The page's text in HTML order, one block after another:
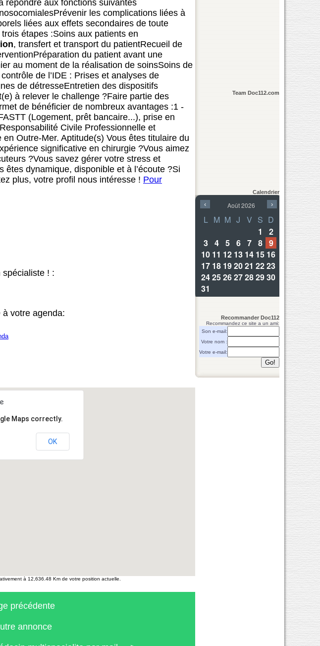
répondre aux fonctions suivantes
les complications liées à
liées aux effets secondaires de toute
étapes :Soins aux patients en
, transfert et transport du patientRecueil de
du patient avant une
au moment de la réalisation de soinsSoins de
de l’IDE : Prises et analyses de
de détresseEntretien des dispositifs
à relever le challenge ?Faire partie des
de bénéficier de nombreux avantages :1 -
(Logement, prêt bancaire...), prise en
Civile Professionnelle et
Outre-Mer. Aptitude(s) Vous êtes titulaire du
significative en chirurgie ?Vous aimez
?Vous savez gérer votre stress et
dynamique, disponible et à l’écoute ?Si
plus, votre profil nous intéresse ! Pour
! :
votre agenda:
Maps correctly.
OK
à 12,636.48 Km de votre position actuelle.
précédente
annonce
Team Doc112.com
Calendrier
Recommander Doc112
Recommandez ce site a un ami:
Son e-mail:
Votre nom :
Votre e-mail: